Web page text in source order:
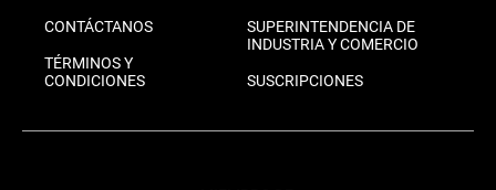
CONTÁCTANOS
TÉRMINOS Y
CONDICIONES
SUPERINTENDENCIA DE
INDUSTRIA Y COMERCIO
SUSCRIPCIONES